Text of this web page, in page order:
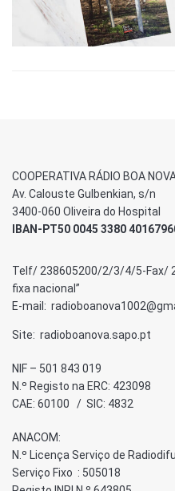
COOPERATIVA RÁDIO BOA
Av. Calouste Gulbenkian, s/n
3400-060 Oliveira do Hospital
IBAN-PT50 0045 3380
Telf/ 238605200/2/3/4/5-Fax/
fixa nacional”
E-mail:
Site: radioboanova.sapo.pt
NIF – 501 843 019
N.º Registo na ERC: 423098
CAE: 60100 / SIC: 4832
ANACOM:
N.º Licença Serviço de
Serviço Fixo : 505018